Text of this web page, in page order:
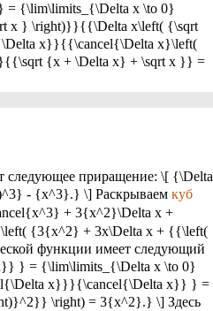
{\lim\limits_{\Delta x \to 0}
x } \right)}}{{\Delta x\left( {\sqrt
x}}{{\cancel{\Delta x}\left(
{x + \Delta x} + \sqrt x }} =
следующее приращение: \[ {\Delta
- {x^3}.} \] Раскрываем куб
+ 3{x^2}\Delta x +
{3{x^2} + 3x\Delta x + {{\left(
функции имеет следующий
} = {\lim\limits_{\Delta x \to 0}
x}}}{\cancel{\Delta x}} } =
\right) = 3{x^2}.} \] Здесь